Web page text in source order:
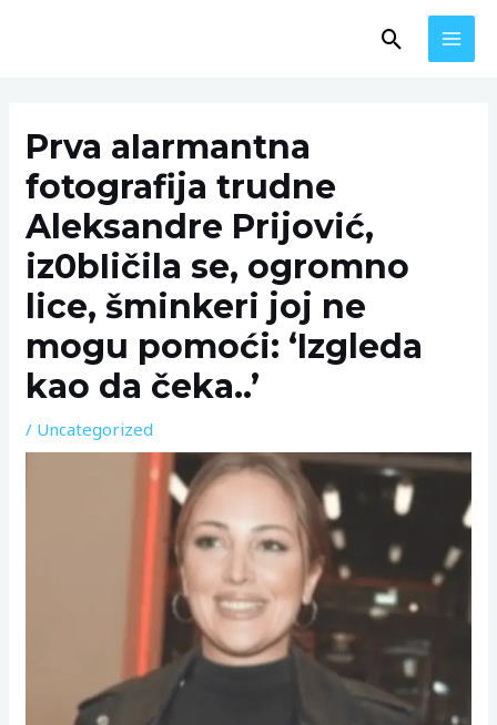
Search
Prva aIarmantna
fotografija trudne
Aleksandre Prijović,
iz0bIičila se, ogromno
lice, šminkeri joj ne
mogu pomoći: ‘Izgleda
kao da čeka..’
/ Uncategorized